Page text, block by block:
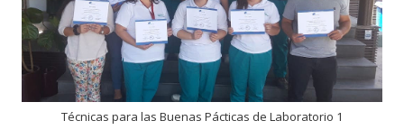
Técnicas para las Buenas Pácticas de Laboratorio 1